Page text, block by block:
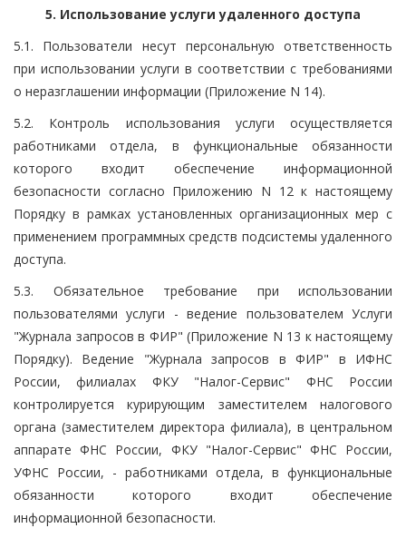
5. Использование услуги удаленного доступа
5.1. Пользователи несут персональную ответственность
при использовании услуги в соответствии с требованиями
о неразглашении информации (Приложение N 14).
5.2. Контроль использования услуги осуществляется
работниками отдела, в функциональные обязанности
которого входит обеспечение информационной
безопасности согласно Приложению N 12 к настоящему
Порядку в рамках установленных организационных мер с
применением программных средств подсистемы удаленного
доступа.
5.3. Обязательное требование при использовании
пользователями услуги - ведение пользователем Услуги
"Журнала запросов в ФИР" (Приложение N 13 к настоящему
Порядку). Ведение "Журнала запросов в ФИР" в ИФНС
России, филиалах ФКУ "Налог-Сервис" ФНС России
контролируется курирующим заместителем налогового
органа (заместителем директора филиала), в центральном
аппарате ФНС России, ФКУ "Налог-Сервис" ФНС России,
УФНС России, - работниками отдела, в функциональные
обязанности которого входит обеспечение
информационной безопасности.